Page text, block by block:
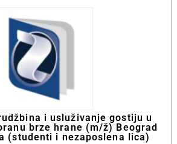
i usluživanje gostiju u
brze hrane (m/ž) Beograd
(studenti i nezaposlena lica)